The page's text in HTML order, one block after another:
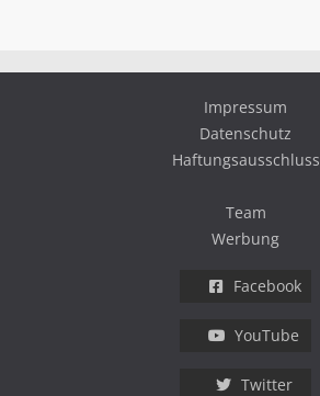
Impressum
Datenschutz
Haftungsausschluss
Team
Werbung
Facebook
YouTube
Twitter